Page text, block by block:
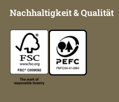
Nachhaltigkeit & Qualität